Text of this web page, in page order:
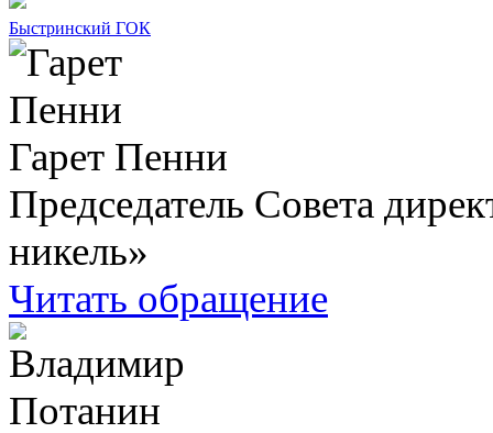
Быстринский ГОК
Гарет Пенни
Председатель Совета
никель»
Читать обращение